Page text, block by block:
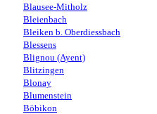
Blausee-Mitholz
Bleienbach
Bleiken b. Oberdiessbach
Blessens
Blignou (Ayent)
Blitzingen
Blonay
Blumenstein
Böbikon